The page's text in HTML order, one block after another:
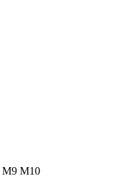
M9 M10